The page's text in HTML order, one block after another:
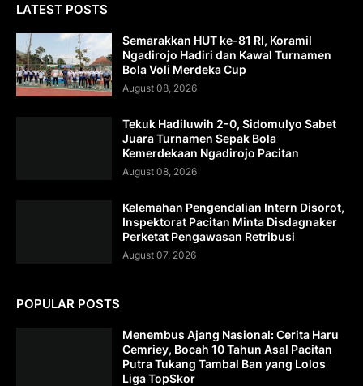
LATEST POSTS
Semarakkan HUT ke-81 RI, Koramil
Ngadirojo Hadiri dan Kawal Turnamen
Bola Voli Merdeka Cup
August 08, 2026
Tekuk Hadiluwih 2-0, Sidomulyo Sabet
Juara Turnamen Sepak Bola
Kemerdekaan Ngadirojo Pacitan
August 08, 2026
Kelemahan Pengendalian Intern Disorot,
Inspektorat Pacitan Minta Disdagnaker
Perketat Pengawasan Retribusi
August 07, 2026
POPULAR POSTS
Menembus Ajang Nasional: Cerita Haru
Cemriey, Bocah 10 Tahun Asal Pacitan
Putra Tukang Tambal Ban yang Lolos
Liga TopSkor